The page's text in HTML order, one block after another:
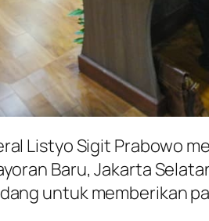
Listyo Sigit Prabowo
Baru, Jakarta
untuk memberikan